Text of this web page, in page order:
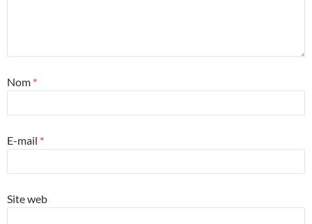
Nom *
E-mail *
Site web